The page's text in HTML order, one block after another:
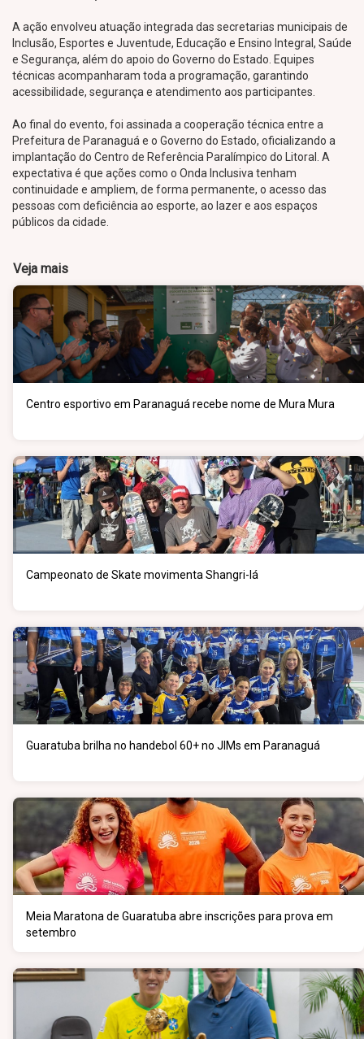
A ação envolveu atuação integrada das secretarias municipais de
Inclusão, Esportes e Juventude, Educação e Ensino Integral, Saúde
e Segurança, além do apoio do Governo do Estado. Equipes
técnicas acompanharam toda a programação, garantindo
acessibilidade, segurança e atendimento aos participantes.
Ao final do evento, foi assinada a cooperação técnica entre a
Prefeitura de Paranaguá e o Governo do Estado, oficializando a
implantação do Centro de Referência Paralímpico do Litoral. A
expectativa é que ações como o Onda Inclusiva tenham
continuidade e ampliem, de forma permanente, o acesso das
pessoas com deficiência ao esporte, ao lazer e aos espaços
públicos da cidade.
Veja mais
Centro esportivo em Paranaguá recebe nome de Mura Mura
Campeonato de Skate movimenta Shangri-lá
Guaratuba brilha no handebol 60+ no JIMs em Paranaguá
Meia Maratona de Guaratuba abre inscrições para prova em
setembro